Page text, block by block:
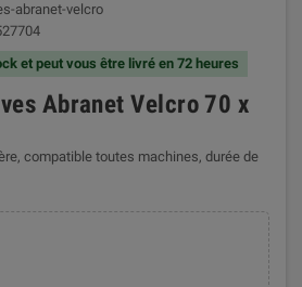
abranet-velcro
et peut vous être livré en 72 heures
Abranet Velcro 70 x
compatible toutes machines, durée de